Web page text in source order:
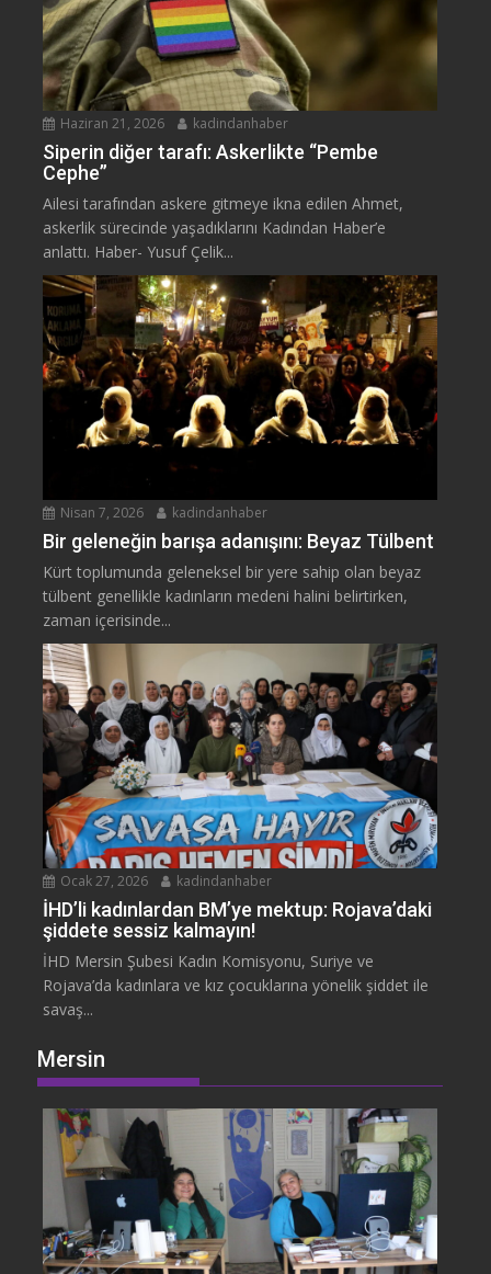
Haziran 21, 2026 kadindanhaber
Siperin diğer tarafı: Askerlikte “Pembe
Cephe”
Ailesi tarafından askere gitmeye ikna edilen Ahmet,
askerlik sürecinde yaşadıklarını Kadından Haber’e
anlattı. Haber- Yusuf Çelik...
Nisan 7, 2026 kadindanhaber
Bir geleneğin barışa adanışını: Beyaz Tülbent
Kürt toplumunda geleneksel bir yere sahip olan beyaz
tülbent genellikle kadınların medeni halini belirtirken,
zaman içerisinde...
Ocak 27, 2026 kadindanhaber
İHD’li kadınlardan BM’ye mektup: Rojava’daki
şiddete sessiz kalmayın!
İHD Mersin Şubesi Kadın Komisyonu, Suriye ve
Rojava’da kadınlara ve kız çocuklarına yönelik şiddet ile
savaş...
Mersin